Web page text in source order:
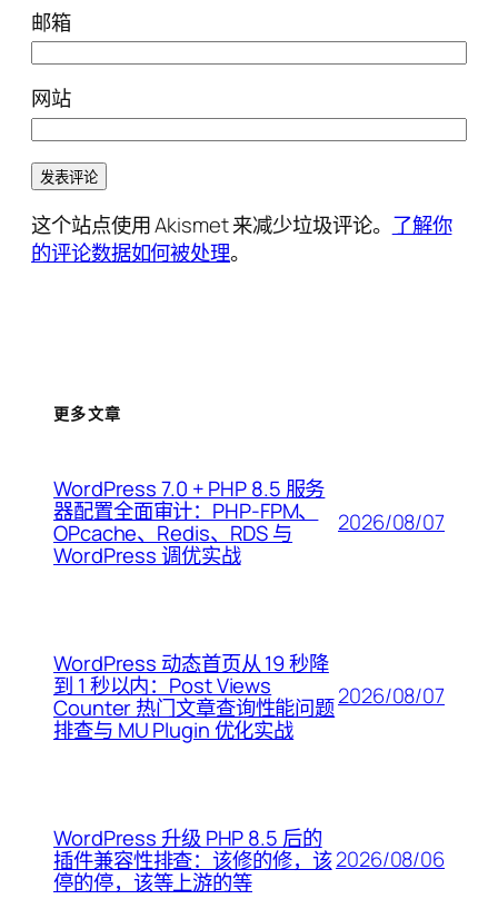
邮箱
网站
这个站点使用 Akismet 来减少垃圾评论。 了解你
的评论数据如何被处理。
更多文章
WordPress 7.0 + PHP 8.5 服务
器配置全面审计：PHP-FPM、
OPcache、Redis、RDS 与
WordPress 调优实战
2026/08/07
WordPress 动态首页从 19 秒降
到 1 秒以内：Post Views
Counter 热门文章查询性能问题
排查与 MU Plugin 优化实战
2026/08/07
WordPress 升级 PHP 8.5 后的
插件兼容性排查：该修的修，该
停的停，该等上游的等
2026/08/06